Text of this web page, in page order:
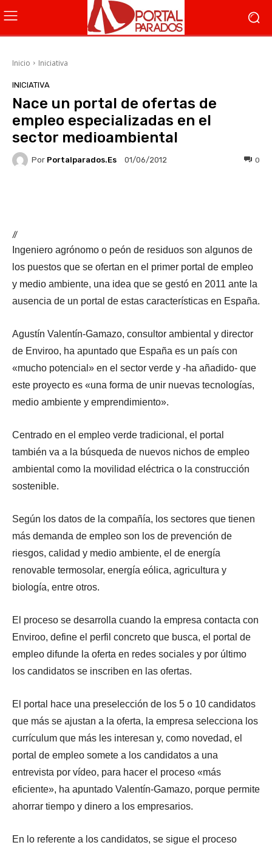
Inicio Iniciativa
INICIATIVA
Nace un portal de ofertas de
empleo especializadas en el
sector medioambiental
Por Portalparados.es 01/06/2012 0
//
Ingeniero agrónomo o peón de residuos son algunos de
los puestos que se ofertan en el primer portal de empleo
y medio ambiente, una idea que se gestó en 2011 ante la
ausencia de un portal de estas características en España.
Agustín Valentín-Gamazo, consultor ambiental y director
de Enviroo, ha apuntado que España es un país con
«mucho potencial» en el sector verde y -ha añadido- que
este proyecto es «una forma de unir nuevas tecnologías,
medio ambiente y emprendimiento».
Centrado en el empleo verde tradicional, el portal
también va a la búsqueda de nuevos nichos de empleo
ambiental como la movilidad eléctrica o la construcción
sostenible.
Según los datos de la compañía, los sectores que tienen
más demanda de empleo son los de prevención de
riesgos, calidad y medio ambiente, el de energía
renovable termosolar, energía eólica, agricultura y
biología, entre otros.
El proceso se desarrolla cuando la empresa contacta con
Enviroo, define el perfil concreto que busca, el portal de
empleo difunde la oferta en redes sociales y por último
los candidatos se inscriben en las ofertas.
El portal hace una preselección de los 5 o 10 candidatos
que más se ajustan a la oferta, la empresa selecciona los
currículum que más les interesan y, como novedad, el
portal de empleo somete a los candidatos a una
entrevista por vídeo, para hacer el proceso «más
eficiente», ha apuntado Valentín-Gamazo, porque permite
ahorrar tiempo y dinero a los empresarios.
En lo referente a los candidatos, se sigue el proceso